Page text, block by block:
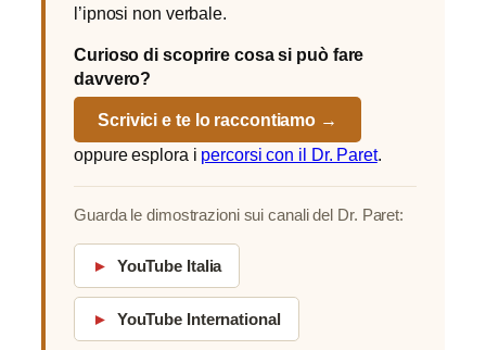
l’ipnosi non verbale.
Curioso di scoprire cosa si può fare
davvero?
Scrivici e te lo raccontiamo →
oppure esplora i percorsi con il Dr. Paret.
Guarda le dimostrazioni sui canali del Dr. Paret:
► YouTube Italia
► YouTube International